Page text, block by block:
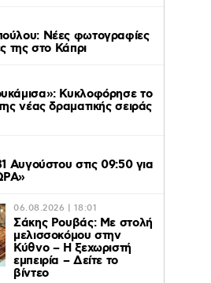
Νέες φωτογραφίες
της στο Κάπρι
Κυκλοφόρησε το
νέας δραματικής σειράς
Αυγούστου στις 09:50 για
06.08.2026 | 18:01
Σάκης Ρουβάς: Με στολή
μελισσοκόμου στην
Κύθνο – Η ξεχωριστή
εμπειρία – Δείτε το
βίντεο